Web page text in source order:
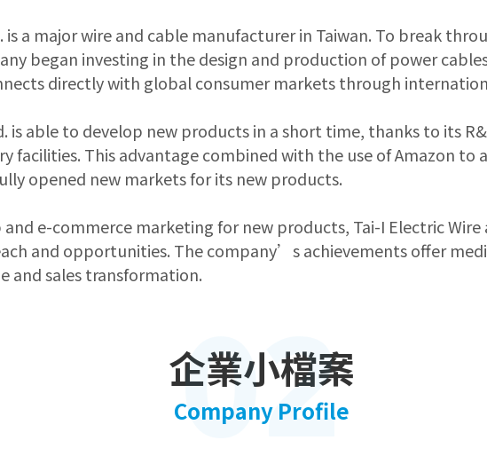
is a major wire and cable manufacturer in Taiwan. To break
began investing in the design and production of power
directly with global consumer markets through
is able to develop new products in a short time, thanks to its
This advantage combined with the use of Amazon to
opened new markets for its new products.
e-commerce marketing for new products, Tai-I Electric Wire
and opportunities. The company’s achievements offer
and sales transformation.
02
企業小檔案
Company Profile